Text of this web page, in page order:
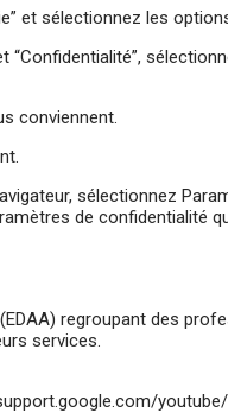
et sélectionnez les
“Confidentialité”,
conviennent.
sélectionnez
de confidentialité
regroupant des
services.